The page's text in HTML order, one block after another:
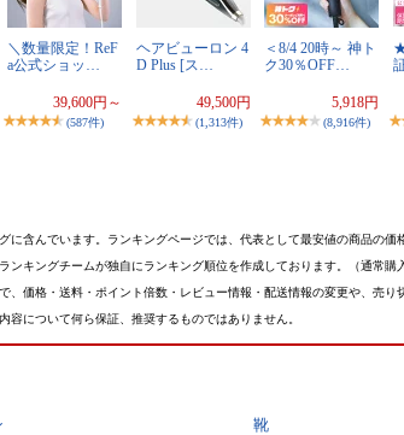
＼数量限定！ReF
a公式ショッ…
39,600円～
(587件)
ヘアビューロン 4
D Plus [ス…
49,500円
(1,313件)
＜8/4 20時～ 神ト
ク30％OFF…
5,918円
(8,916件)
含んでいます。ランキングページでは、代表として最安値の商品の価
キングチームが独自にランキング順位を作成しております。（通常
価格・送料・ポイント倍数・レビュー情報・配送情報の変更や、売り
について何ら保証、推奨するものではありません。
靴